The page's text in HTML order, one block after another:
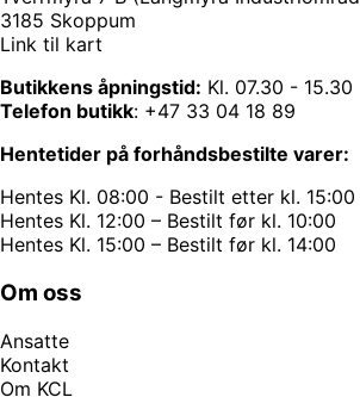
3185 Skoppum
Link til kart
Butikkens åpningstid: Kl. 07.30 - 15.30
Telefon butikk: +47 33 04 18 89
Hentetider på forhåndsbestilte varer:
Hentes Kl. 08:00 - Bestilt etter kl.
Hentes Kl. 12:00 – Bestilt før kl. 10:00
Hentes Kl. 15:00 – Bestilt før kl. 14:00
Om oss
Ansatte
Kontakt
Om KCL